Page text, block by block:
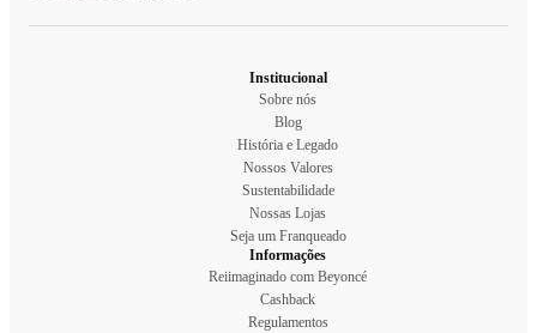
Institucional
Sobre nós
Blog
História e Legado
Nossos Valores
Sustentabilidade
Nossas Lojas
Seja um Franqueado
Informações
Reiimaginado com Beyoncé
Cashback
Regulamentos